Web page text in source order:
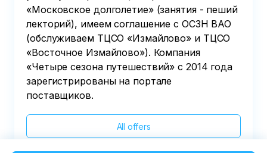
«Московское долголетие» (занятия - пеший
лекторий), имеем соглашение с ОСЗН ВАО
(обслуживаем ТЦСО «Измайлово» и ТЦСО
«Восточное Измайлово»). Компания
«Четыре сезона путешествий» с 2014 года
зарегистрированы на портале
поставщиков.
All offers